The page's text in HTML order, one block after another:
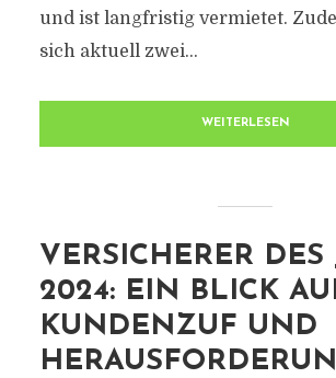
und ist langfristig vermietet.
sich aktuell zwei...
WEITERLESEN
VERSICHERER DES
2024: EIN BLICK
KUNDENZUF UND